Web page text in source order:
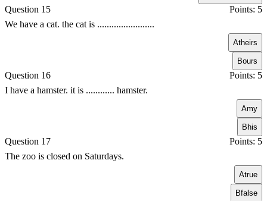
Question 15
Points: 5
We have a cat. the cat is ........................
Atheirs
Bours
Question 16
Points: 5
I have a hamster. it is ............ hamster.
Amy
Bhis
Question 17
Points: 5
The zoo is closed on Saturdays.
Atrue
Bfalse